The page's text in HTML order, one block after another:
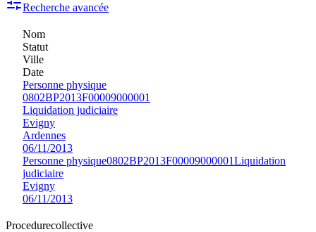
Recherche avancée
Nom
Statut
Ville
Date
Personne physique
0802BP2013F00009000001
Liquidation judiciaire
Evigny
Ardennes
06/11/2013
Personne physique0802BP2013F00009000001Liquidation
judiciaire
Evigny
06/11/2013
Procedurecollective